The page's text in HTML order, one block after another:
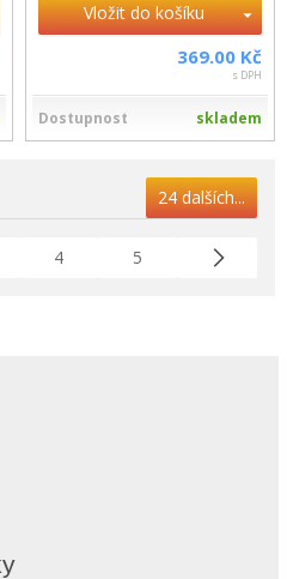
Vložit do košíku
369.00 Kč
s DPH
Dostupnost skladem
24 dalších...
4 5